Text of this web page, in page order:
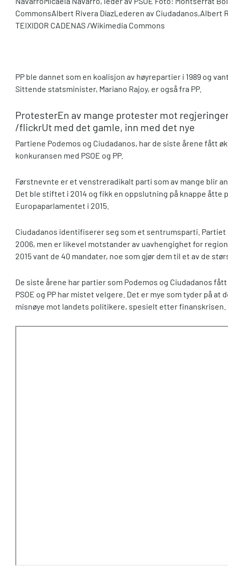
CommonsAlbert Rivera DíazLederen av Ciudadanos,Albert
TEIXIDOR CADENAS /Wikimedia Commons
PP ble dannet som en koalisjon av høyrepartier i 1989 og
Sittende statsminister, Mariano Rajoy, er også fra PP.
ProtesterEn av mange protester mot
/flickrUt med det gamle, inn med det nye
Partiene Podemos og Ciudadanos, har de siste årene fått
konkuransen med PSOE og PP.
Førstnevnte er et venstreradikalt parti som av mange blir
Det ble stiftet i 2014 og fikk en oppslutning på knappe åtte
Europaparlamentet i 2015.
Ciudadanos identifiserer seg som et sentrumsparti.
2006, men er likevel motstander av uavhengighet for
2015 vant de 40 mandater, noe som gjør dem til et av de
De siste årene har partier som Podemos og Ciudadanos
PSOE og PP har mistet velgere. Det er mye som tyder på
misnøye mot landets politikere, spesielt etter finanskrisen.